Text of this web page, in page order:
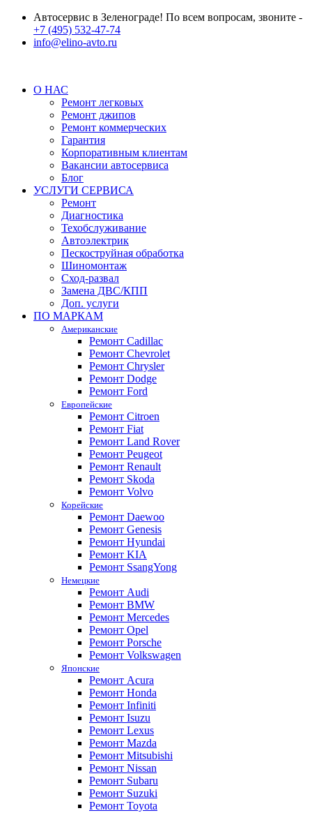
Автосервис в Зеленограде! По всем вопросам, звоните -
+7 (495) 532-47-74
info@elino-avto.ru
О НАС
Ремонт легковых
Ремонт джипов
Ремонт коммерческих
Гарантия
Корпоративным клиентам
Вакансии автосервиса
Блог
УСЛУГИ СЕРВИСА
Ремонт
Диагностика
Техобслуживание
Автоэлектрик
Пескоструйная обработка
Шиномонтаж
Сход-развал
Замена ДВС/КПП
Доп. услуги
ПО МАРКАМ
Американские
Ремонт Cadillac
Ремонт Chevrolet
Ремонт Chrysler
Ремонт Dodge
Ремонт Ford
Европейские
Ремонт Citroen
Ремонт Fiat
Ремонт Land Rover
Ремонт Peugeot
Ремонт Renault
Ремонт Skoda
Ремонт Volvo
Корейские
Ремонт Daewoo
Ремонт Genesis
Ремонт Hyundai
Ремонт KIA
Ремонт SsangYong
Немецкие
Ремонт Audi
Ремонт BMW
Ремонт Mercedes
Ремонт Opel
Ремонт Porsche
Ремонт Volkswagen
Японские
Ремонт Acura
Ремонт Honda
Ремонт Infiniti
Ремонт Isuzu
Ремонт Lexus
Ремонт Mazda
Ремонт Mitsubishi
Ремонт Nissan
Ремонт Subaru
Ремонт Suzuki
Ремонт Toyota